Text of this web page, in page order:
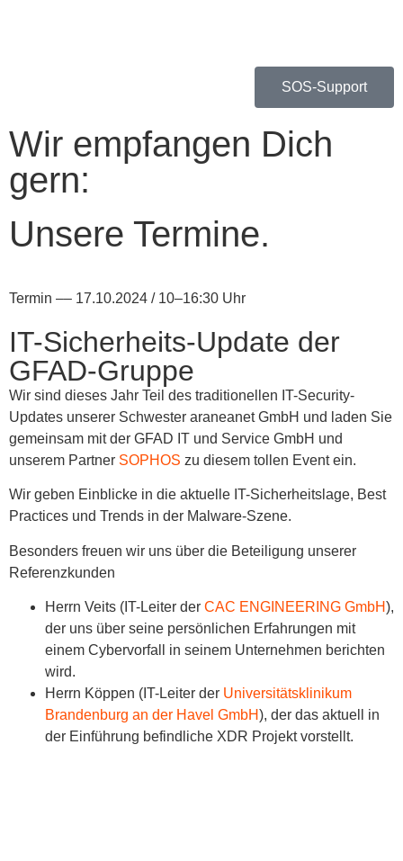
SOS-Support
Wir empfangen Dich
gern:
Unsere Termine.
Termin –– 17.10.2024 / 10–16:30 Uhr
IT-Sicherheits-Update der
GFAD-Gruppe
Wir sind dieses Jahr Teil des traditionellen IT-Security-
Updates unserer Schwester araneanet GmbH und laden Sie
gemeinsam mit der GFAD IT und Service GmbH und
unserem Partner SOPHOS zu diesem tollen Event ein.
Wir geben Einblicke in die aktuelle IT-Sicherheitslage, Best
Practices und Trends in der Malware-Szene.
Besonders freuen wir uns über die Beteiligung unserer
Referenzkunden
Herrn Veits (IT-Leiter der CAC ENGINEERING GmbH),
der uns über seine persönlichen Erfahrungen mit
einem Cybervorfall in seinem Unternehmen berichten
wird.
Herrn Köppen (IT-Leiter der Universitätsklinikum
Brandenburg an der Havel GmbH), der das aktuell in
der Einführung befindliche XDR Projekt vorstellt.